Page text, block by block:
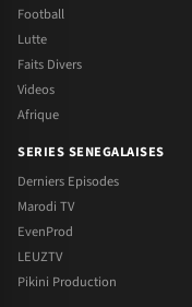
Football
Lutte
Faits Divers
Videos
Afrique
SERIES SENEGALAISES
Derniers Episodes
Marodi TV
EvenProd
LEUZTV
Pikini Production